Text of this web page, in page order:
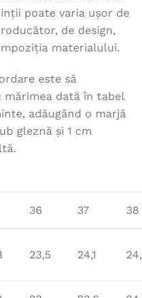
poate varia ușor de
de design,
materialului.
este să
dată în tabel
adăugând o marjă
gleznă și 1 cm
36 37 38
23,5 24,1